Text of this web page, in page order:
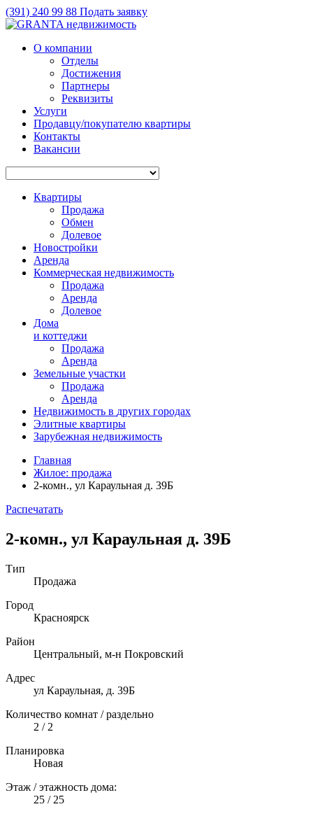
(391) 240 99 88 Подать заявку
О компании
Отделы
Достижения
Партнеры
Реквизиты
Услуги
Продавцу/покупателю квартиры
Контакты
Вакансии
Квартиры
Продажа
Обмен
Долевое
Новостройки
Аренда
Коммерческая недвижимость
Продажа
Аренда
Долевое
Дома
и коттеджи
Продажа
Аренда
Земельные участки
Продажа
Аренда
Недвижимость в других городах
Элитные квартиры
Зарубежная недвижимость
Главная
Жилое: продажа
2-комн., ул Караульная д. 39Б
Распечатать
2-комн., ул Караульная д. 39Б
Тип
Продажа
Город
Красноярск
Район
Центральный, м-н Покровский
Адрес
ул Караульная, д. 39Б
Количество комнат / раздельно
2 / 2
Планировка
Новая
Этаж / этажность дома:
25 / 25